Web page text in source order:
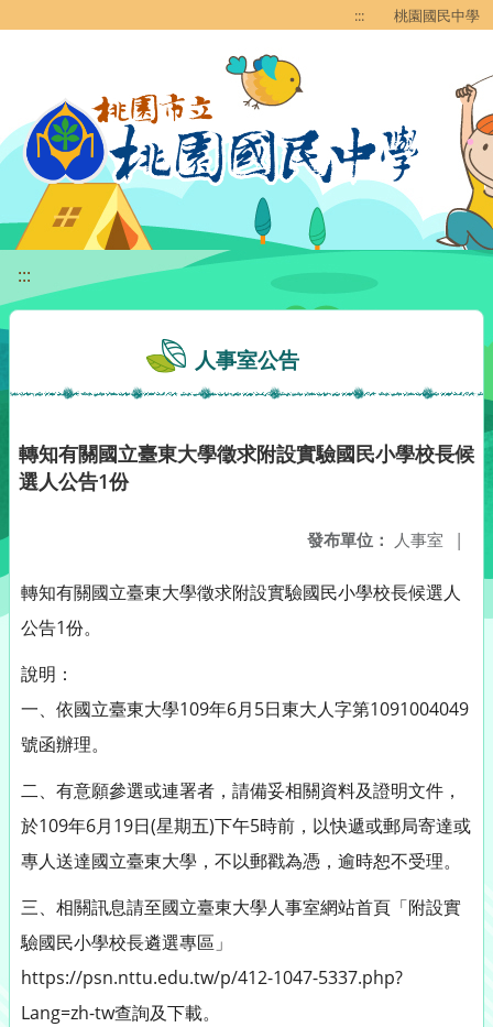
::: 桃園國民中學
:::
人事室公告
轉知有關國立臺東大學徵求附設實驗國民小學校長候
選人公告1份
發布單位： 人事室 |
轉知有關國立臺東大學徵求附設實驗國民小學校長候選人
公告1份。
說明：
一、依國立臺東大學109年6月5日東大人字第1091004049
號函辦理。
二、有意願參選或連署者，請備妥相關資料及證明文件，
於109年6月19日(星期五)下午5時前，以快遞或郵局寄達或
專人送達國立臺東大學，不以郵戳為憑，逾時恕不受理。
三、相關訊息請至國立臺東大學人事室網站首頁「附設實
驗國民小學校長遴選專區」
https://psn.nttu.edu.tw/p/412-1047-5337.php?
Lang=zh-tw查詢及下載。